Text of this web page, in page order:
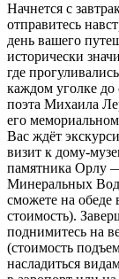
Начнется с
отправитесь
день вашего
исторически
где
каждом уголке до
поэта Михаила
его
Вас ждёт
визит к дому-
памятника Орлу
Минеральных
сможете на обеде
стоимость).
поднимитесь на
(стоимость
насладиться